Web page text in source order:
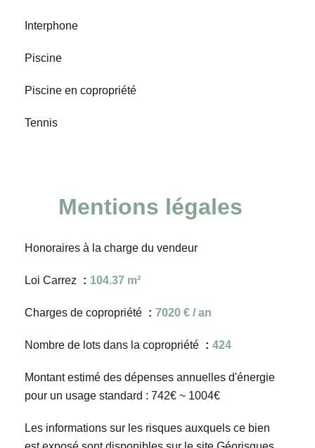
Interphone
Piscine
Piscine en copropriété
Tennis
Mentions légales
Honoraires à la charge du vendeur
Loi Carrez 104.37 m²
Charges de copropriété 7020 € / an
Nombre de lots dans la copropriété 424
Montant estimé des dépenses annuelles d'énergie
pour un usage standard : 742€ ~ 1004€
Les informations sur les risques auxquels ce bien